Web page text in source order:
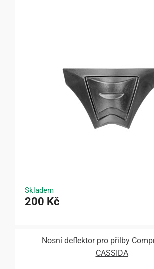
Skladem
200 Kč
Nosní deflektor pro přilby
CASSIDA